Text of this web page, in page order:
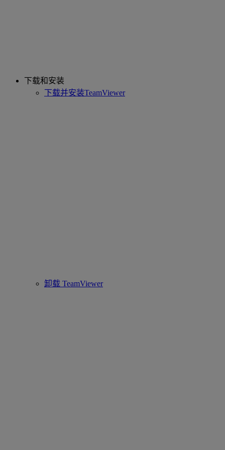
下载和安装
下载并安装TeamViewer
卸载 TeamViewer